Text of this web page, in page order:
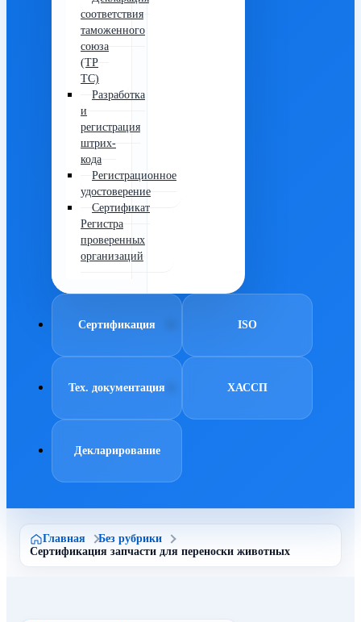
соответствия
таможенного
союза
(ТР
ТС)
Разработка
и
регистрация
штрих-
кода
Регистрационное
удостоверение
Сертификат
Регистра
проверенных
организаций
Сертификация ISO
Тех. документация ХАССП
Декларирование
Главная
Без рубрики
Сертификация запчасти для переноски животных